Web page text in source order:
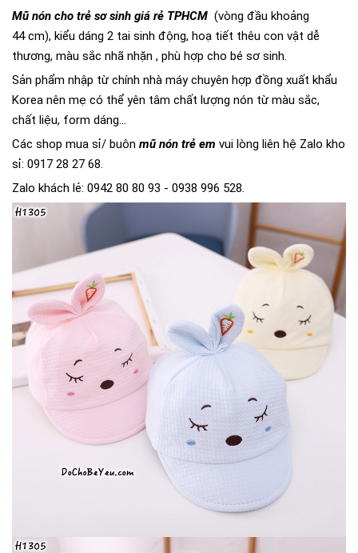
Mũ nón cho trẻ sơ sinh giá rẻ TPHCM (vòng đầu khoảng
44 cm), kiểu dáng 2 tai sinh động, hoạ tiết thêu con vật dễ
thương, màu sắc nhã nhặn , phù hợp cho bé sơ sinh.
Sản phẩm nhập từ chính nhà máy chuyên hợp đồng xuất khẩu
Korea nên mẹ có thể yên tâm chất lượng nón từ màu sắc,
chất liệu, form dáng...
Các shop mua sỉ/ buôn mũ nón trẻ em vui lòng liên hệ Zalo kho
sỉ: 0917 28 27 68.
Zalo khách lẻ: 0942 80 80 93 - 0938 996 528.